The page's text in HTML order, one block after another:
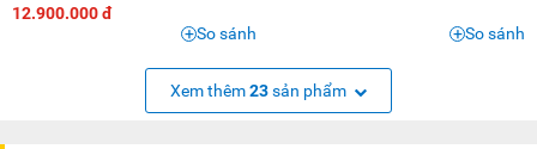
12.900.000 đ
So sánh
So sánh
Xem thêm23sản phẩm